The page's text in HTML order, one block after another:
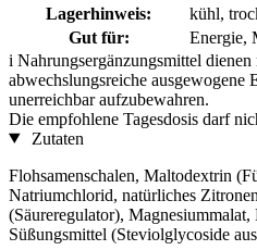
Lagerhinweis:
kühl,
Gut für:
Energie,
i Nahrungsergänzungsmittel
abwechslungsreiche
unerreichbar aufzubewahren.
Die empfohlene Tagesdosis darf
Zutaten
Flohsamenschalen, Maltodextrin
Natriumchlorid, natürliches
(Säureregulator),
Süßungsmittel (Steviolglycoside